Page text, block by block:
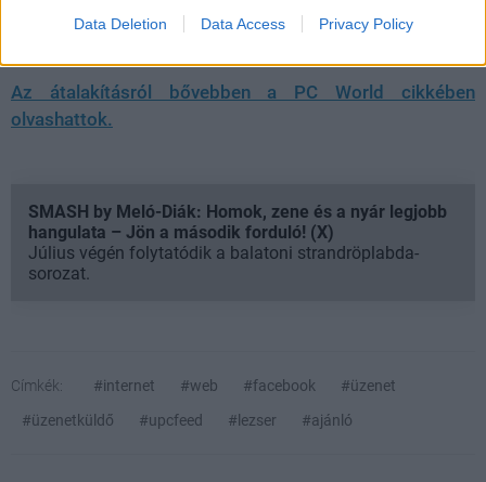
Data Deletion Data Access Privacy Policy
átalakításával kijavítja hibáját a legnépszerűbb
Az átalakításról bővebben a PC World cikkében
olvashattok.
SMASH by Meló-Diák: Homok, zene és a nyár legjobb
hangulata – Jön a második forduló! (X)
Július végén folytatódik a balatoni strandröplabda-
sorozat.
Címkék: #internet #web #facebook
#üzenet
#üzenetküldő
#upcfeed #lezser #ajánló